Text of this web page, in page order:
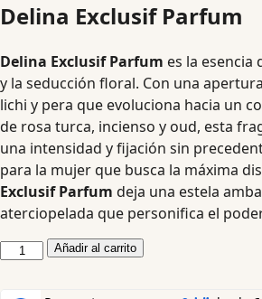
Delina Exclusif Parfum
Delina Exclusif Parfum es la esencia
y la seducción floral. Con una
lichi y pera que evoluciona hacia un
de rosa turca, incienso y oud, esta
una intensidad y fijación sin
para la mujer que busca la máxima
Exclusif Parfum deja una estela
aterciopelada que personifica el
Añadir al carrito